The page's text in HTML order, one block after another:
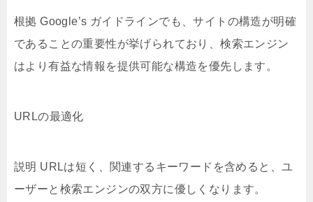
根拠 Google’s ガイドラインでも、サイトの構造が明確
であることの重要性が挙げられており、検索エンジン
はより有益な情報を提供可能な構造を優先します。
URLの最適化
説明 URLは短く、関連するキーワードを含めると、ユ
ーザーと検索エンジンの双方に優しくなります。